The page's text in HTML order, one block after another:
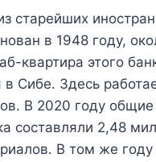
старейших
в 1948 году,
квартира этого
в Сибе. Здесь
В 2020 году
составляли 2,48
В том же году